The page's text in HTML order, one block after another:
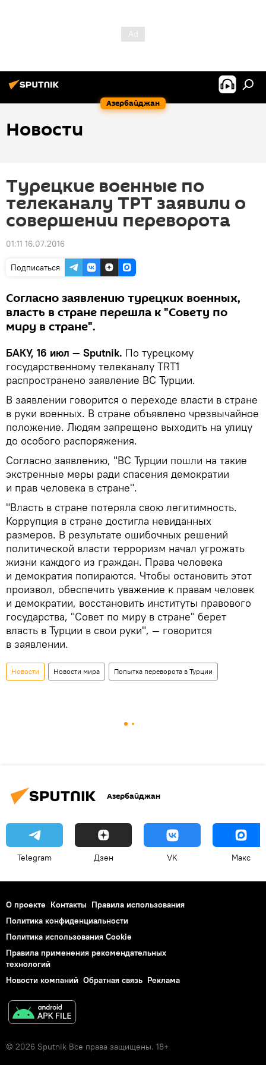
Азербайджан
Новости
Турецкие военные по
телеканалу ТРТ заявили о
совершении переворота
01:11 16.07.2016
Подписаться
Согласно заявлению турецких военных,
власть в стране перешла к "Совету по
миру в стране".
БАКУ, 16 июл — Sputnik. По турецкому
государственному телеканалу TRT1
распространено заявление ВС Турции.
В заявлении говорится о переходе власти в стране
в руки военных. В стране объявлено чрезвычайное
положение. Людям запрещено выходить на улицу
до особого распоряжения.
Согласно заявлению, "ВС Турции пошли на такие
экстренные меры ради спасения демократии
и прав человека в стране".
"Власть в стране потеряла свою легитимность.
Коррупция в стране достигла невиданных
размеров. В результате ошибочных решений
политической власти терроризм начал угрожать
жизни каждого из граждан. Права человека
и демократия попираются. Чтобы остановить этот
произвол, обеспечить уважение к правам человек
и демократии, восстановить институты правового
государства, "Совет по миру в стране" берет
власть в Турции в свои руки", — говорится
в заявлении.
Новости Новости мира Попытка переворота в Турции
Азербайджан
Telegram Дзен VK Макс
О проекте Контакты Правила использования
Политика конфиденциальности
Политика использования Cookie
Правила применения рекомендательных
технологий
Новости компаний Обратная связь Реклама
© 2026 Sputnik Все права защищены. 18+